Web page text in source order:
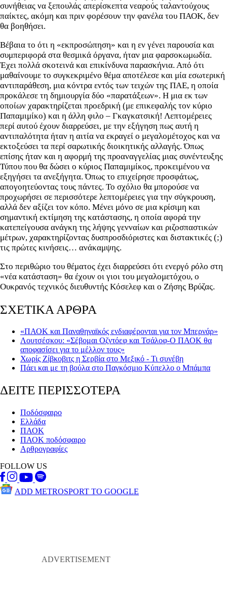
συνήθειας να ξεπουλάς απερίσκεπτα νεαρούς ταλαντούχους
παίκτες, ακόμη και πριν φορέσουν την φανέλα του ΠΑΟΚ, δεν
θα βοηθήσει.
Βέβαια το ότι η «εκπροσώπηση» και η εν γένει παρουσία και
συμπεριφορά στα θεσμικά όργανα, ήταν μια φαρσοκωμωδία.
Έχει πολλά σκοτεινά και επικίνδυνα παρασκήνια. Από ότι
μαθαίνουμε το συγκεκριμένο θέμα αποτέλεσε και μία εσωτερική
αντιπαράθεση, μια κόντρα εντός των τειχών της ΠΑΕ, η οποία
προκάλεσε τη δημιουργία δύο «παρατάξεων». Η μια εκ των
οποίων χαρακτηρίζεται προεδρική (με επικεφαλής τον κύριο
Παπαμιμίκο) και η άλλη φιλο – Γκαγκατσική! Λεπτομέρειες
περί αυτού έχουν διαρρεύσει, με την εξήγηση πως αυτή η
αντιπαλότητα ήταν η αιτία να εκραγεί ο μεγαλομέτοχος και να
εκτοξεύσει τα περί σαρωτικής διοικητικής αλλαγής. Όπως
επίσης ήταν και η αφορμή της προαναγγελίας μιας συνέντευξης
Τύπου που θα δώσει ο κύριος Παπαμιμίκος, προκειμένου να
εξηγήσει τα ανεξήγητα. Όπως το επιχείρησε προσφάτως,
απογοητεύοντας τους πάντες. Το σχόλιο θα μπορούσε να
προχωρήσει σε περισσότερε λεπτομέρειες για την σύγκρουση,
αλλά δεν αξίζει τον κόπο. Μένει μόνο σε μια κρίσιμη και
σημαντική εκτίμηση της κατάστασης, η οποία αφορά την
κατεπείγουσα ανάγκη της λήψης γενναίων και ριζοσπαστικών
μέτρων, χαρακτηρίζοντας δυσπροσδιόριστες και διστακτικές (;)
τις πρώτες κινήσεις… ανάκαμψης.
Στο περιθώριο του θέματος έχει διαρρεύσει ότι ενεργό ρόλο στη
«νέα κατάσταση» θα έχουν οι γιοι του μεγαλομετόχου, ο
Ουκρανός τεχνικός διευθυντής Κόσελεφ και ο Ζήσης Βρύζας.
ΣΧΕΤΙΚΑ ΑΡΘΡΑ
«ΠΑΟΚ και Παναθηναϊκός ενδιαφέρονται για τον Μπερνάρ»
Λουτσέσκου: «Σέβομαι Οζντόεφ και Τσάλοφ-Ο ΠΑΟΚ θα
αποφασίσει για το μέλλον τους»
Χωρίς Ζίβκοβιτς η Σερβία στο Μεξικό - Τι συνέβη
Πάει και με τη βούλα στο Παγκόσμιο Κύπελλο ο Μπάμπα
ΔΕΙΤΕ ΠΕΡΙΣΣΟΤΕΡΑ
Ποδόσφαιρο
Ελλάδα
ΠΑΟΚ
ΠΑΟΚ ποδόσφαιρο
Αρθρογραφίες
FOLLOW US
ADD METROSPORT TO GOOGLE